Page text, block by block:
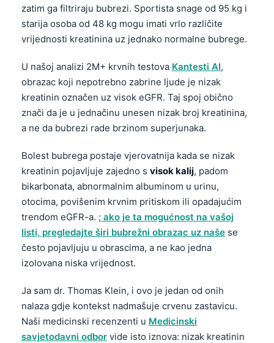
zatim ga filtriraju bubrezi. Sportista snage od 95 kg i
starija osoba od 48 kg mogu imati vrlo različite
vrijednosti kreatinina uz jednako normalne bubrege.
U našoj analizi 2M+ krvnih testova Kantesti AI,
obrazac koji nepotrebno zabrine ljude je nizak
kreatinin označen uz visok eGFR. Taj spoj obično
znači da je u jednačinu unesen nizak broj kreatinina,
a ne da bubrezi rade brzinom superjunaka.
Bolest bubrega postaje vjerovatnija kada se nizak
kreatinin pojavljuje zajedno s visok kalij, padom
bikarbonata, abnormalnim albuminom u urinu,
otocima, povišenim krvnim pritiskom ili opadajućim
trendom eGFR-a. ; ako je ta mogućnost na vašoj
listi, pregledajte širi bubrežni obrazac uz naše se
često pojavljuju u obrascima, a ne kao jedna
izolovana niska vrijednost.
Ja sam dr. Thomas Klein, i ovo je jedan od onih
nalaza gdje kontekst nadmašuje crvenu zastavicu.
Naši medicinski recenzenti u Medicinski
savjetodavni odbor vide isto iznova: nizak kreatinin